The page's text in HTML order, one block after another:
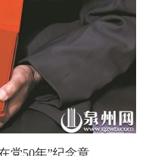
党50年”纪念章。